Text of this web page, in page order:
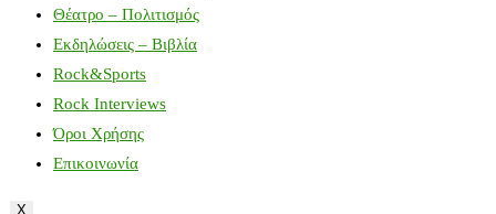
Θέατρο – Πολιτισμός
Εκδηλώσεις – Βιβλία
Rock&Sports
Rock Interviews
Όροι Χρήσης
Επικοινωνία
X